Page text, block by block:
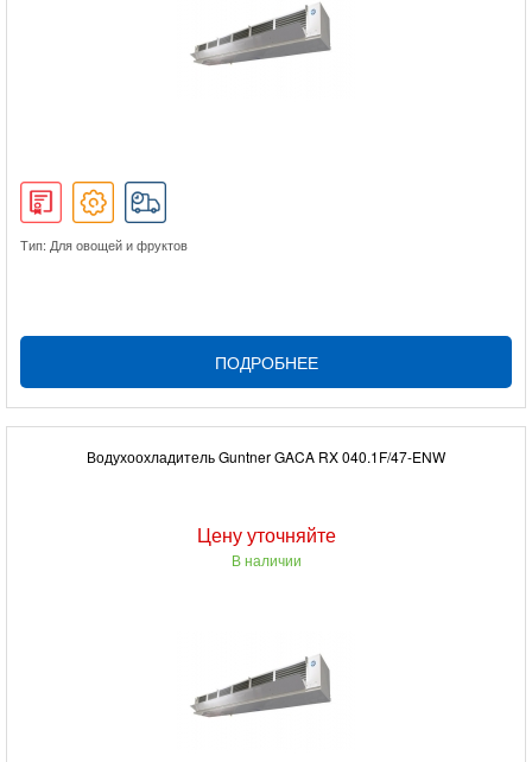
Тип: Для овощей и фруктов
ПОДРОБНЕЕ
Водухоохладитель Guntner GACA RX 040.1F/47-ENW
Цену уточняйте
В наличии